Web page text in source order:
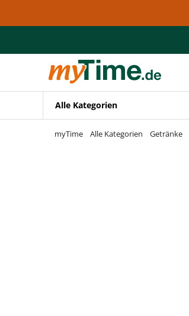
Zur Navigation springen
Alle Kategorien
myTime Alle Kategorien Getränke